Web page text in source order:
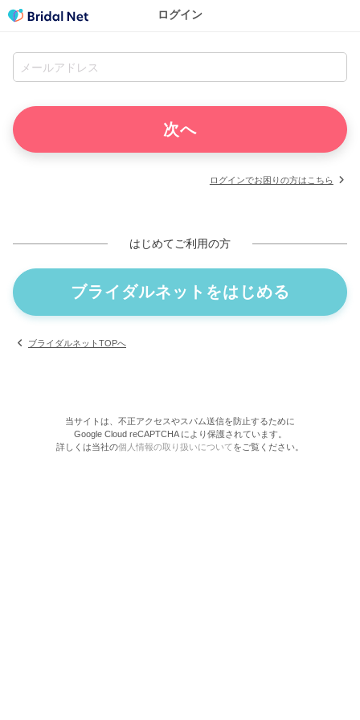
ログイン
ログインでお困りの方はこちら
はじめてご利用の方
ブライダルネットをはじめる
ブライダルネットTOPへ
当サイトは、不正アクセスやスパム送信を防止するために
Google Cloud reCAPTCHA により保護されています。
詳しくは当社の個人情報の取り扱いについてをご覧ください。